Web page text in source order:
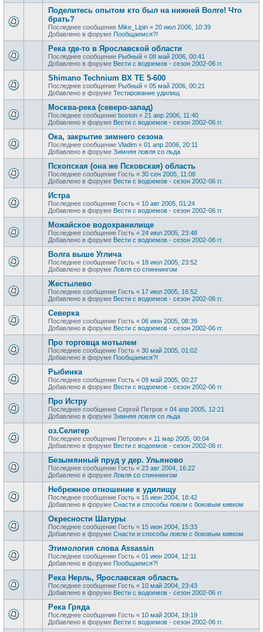
Поделитесь опытом кто был на нижней Волге! Что
брать?
Последнее сообщение Mike_Lipin « 20 июл 2006, 10:39
Добавлено в форуме Пообщаемся?!
Река где-то в Ярославской области
Последнее сообщение Рыбный « 08 май 2006, 00:41
Добавлено в форуме Вести с водоемов - сезон 2002-06 гг.
Shimano Technium BX TE 5-600
Последнее сообщение Рыбный « 05 май 2006, 00:21
Добавлено в форуме Тестирование удилищ
Москва-река (северо-запад)
Последнее сообщение boston « 21 апр 2006, 11:40
Добавлено в форуме Вести с водоемов - сезон 2002-06 гг.
Ока, закрытие зимнего сезона
Последнее сообщение Vladim « 01 апр 2006, 20:11
Добавлено в форуме Зимняя ловля со льда
Пскопская (она же Псковская) область
Последнее сообщение Гость « 30 сен 2005, 11:08
Добавлено в форуме Вести с водоемов - сезон 2002-06 гг.
Истра
Последнее сообщение Гость « 10 авг 2005, 01:24
Добавлено в форуме Вести с водоемов - сезон 2002-06 гг.
Можайское водохранилище
Последнее сообщение Гость « 24 июл 2005, 23:48
Добавлено в форуме Вести с водоемов - сезон 2002-06 гг.
Волга выше Углича
Последнее сообщение Гость « 18 июл 2005, 23:52
Добавлено в форуме Ловля со спиннингом
Жестылево
Последнее сообщение Гость « 17 июл 2005, 16:52
Добавлено в форуме Вести с водоемов - сезон 2002-06 гг.
Cеверка
Последнее сообщение Гость « 06 июн 2005, 08:39
Добавлено в форуме Вести с водоемов - сезон 2002-06 гг.
Про торговца мотылем
Последнее сообщение Гость « 30 май 2005, 01:02
Добавлено в форуме Пообщаемся?!
Рыбинка
Последнее сообщение Гость « 09 май 2005, 00:27
Добавлено в форуме Вести с водоемов - сезон 2002-06 гг.
Про Истру
Последнее сообщение Сергей Петров « 04 апр 2005, 12:21
Добавлено в форуме Зимняя ловля со льда
оз.Селигер
Последнее сообщение Петрович « 11 мар 2005, 00:04
Добавлено в форуме Вести с водоемов - сезон 2002-06 гг.
Безымянный пруд у дер. Ульяново
Последнее сообщение Гость « 23 авг 2004, 16:22
Добавлено в форуме Ловля со спиннингом
Небрежное отношение к удилищу
Последнее сообщение Гость « 15 июн 2004, 18:42
Добавлено в форуме Снасти и способы ловли с боковым кивком
Окресности Шатуры
Последнее сообщение Гость « 15 июн 2004, 15:33
Добавлено в форуме Снасти и способы ловли с боковым кивком
Этимология слова Assassin
Последнее сообщение Гость « 01 июн 2004, 12:11
Добавлено в форуме Пообщаемся?!
Река Нерль, Ярославская область
Последнее сообщение Гость « 10 май 2004, 23:43
Добавлено в форуме Вести с водоемов - сезон 2002-06 гг.
Река Гряда
Последнее сообщение Гость « 10 май 2004, 19:19
Добавлено в форуме Вести с водоемов - сезон 2002-06 гг.